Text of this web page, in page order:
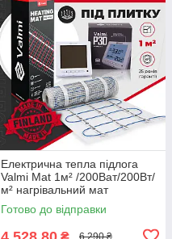
Електрична тепла підлога
Valmi Mat 1м² /200Ват/200Вт/
м² нагрівальний мат
терморегулятором Valmi P30
Готово до відправки